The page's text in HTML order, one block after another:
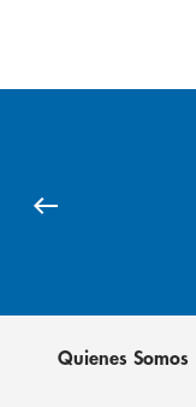
Quienes Somos